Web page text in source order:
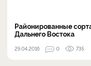
Районированные
Дальнего Востока
29.04.2016 0 735